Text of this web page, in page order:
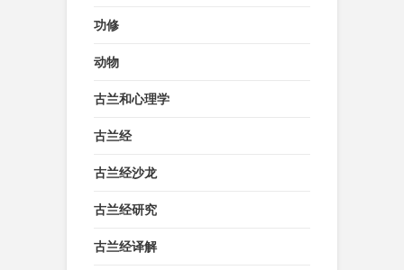
功修
动物
古兰和心理学
古兰经
古兰经沙龙
古兰经研究
古兰经译解